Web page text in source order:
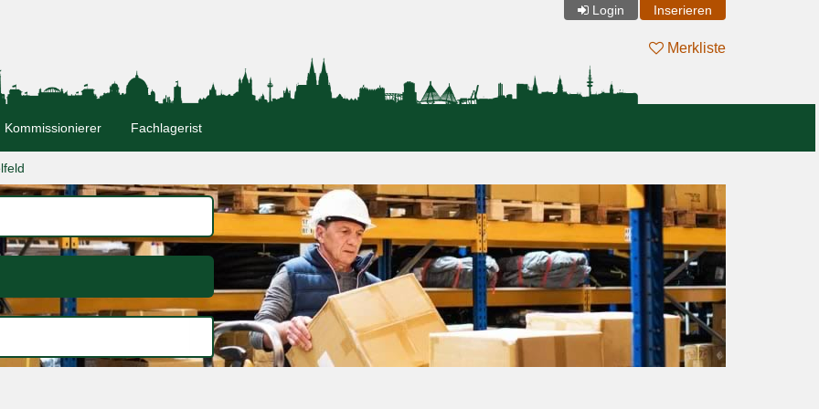
Login Inserieren
Merkliste
Kommissionierer Fachlagerist